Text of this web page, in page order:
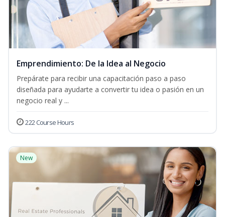
Emprendimiento: De la Idea al Negocio
Prepárate para recibir una capacitación paso a paso
diseñada para ayudarte a convertir tu idea o pasión en un
negocio real y ...
222 Course Hours
New